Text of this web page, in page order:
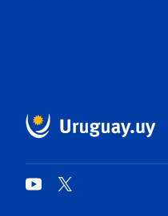
YouTube